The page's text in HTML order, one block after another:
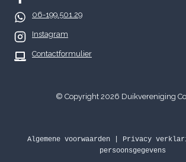
06-199.501.29
Instagram
Contactformulier
© Copyright 2026 Duikvereniging
Algemene voorwaarden| Privacy
persoonsgegevens